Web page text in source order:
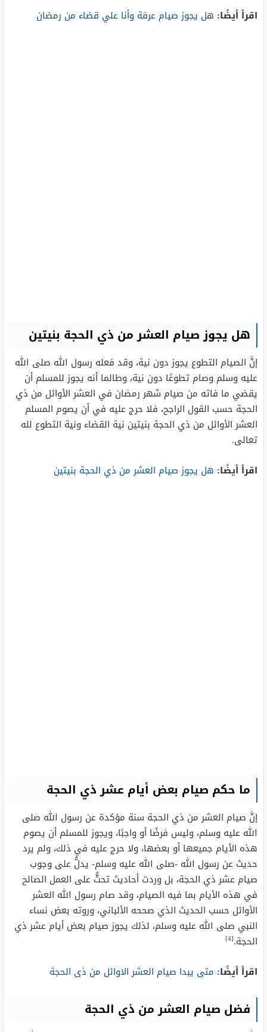
اقرأ أيضًا: هل يجوز صيام عرفة وأنا علي قضاء من رمضان
هل يجوز صيام العشر من ذي الحجة بنيتين
إنَّ الصيام التطوع يجوز دون نية، وقد فعله رسول الله صلى الله
عليه وسلم وصام تطوعًا دون نية، وطالما أنه يجوز للمسلم أن
يقضي ما فاته من صيام شهر رمضان في العشر الأوائل من ذي
الحجة حسب القول الراجح، فلا حرج عليه في أن يصوم المسلم
العشر الأوائل من ذي الحجة بنيتين نية القضاء ونية التطوع لله
تعالى.
اقرأ أيضًا: هل يجوز صيام العشر من ذي الحجة بنيتين
ما حكم صيام بعض أيام عشر ذي الحجة
إنَّ صيام العشر من ذي الحجة سنة مؤكدة عن رسول الله صلى
الله عليه وسلم، وليس فرضًا أو واجبًا، ويجوز للمسلم أن يصوم
هذه الأيام جميعها أو بعضها، ولا حرج عليه في ذلك، ولم يرد
حديث عن رسول الله -صلى الله عليه وسلم- يدلُّ على وجوب
صيام عشر ذي الحجة، بل وردت أحاديث تحثُّ على العمل الصالح
في هذه الأيام بما فيه الصيام، وقد صام رسول الله العشر
الأوائل حسب الحديث الذي صححه الألباني، وروته بعض نساء
النبي صلى الله عليه وسلم، لذلك يجوز صيام بعض أيام عشر ذي
الحجة.[4]
اقرأ أيضًا: متى يبدا صيام العشر الاوائل من ذى الحجة
فضل صيام العشر من ذي الحجة